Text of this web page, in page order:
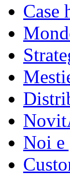
Case
Noi